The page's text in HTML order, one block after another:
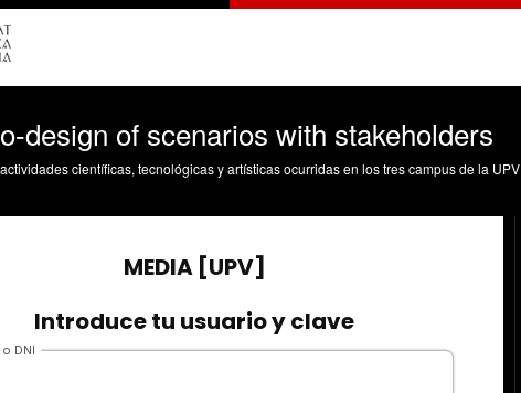
design of scenarios with stakeholders
científicas, tecnológicas y artísticas ocurridas en los tres campus de la UPV